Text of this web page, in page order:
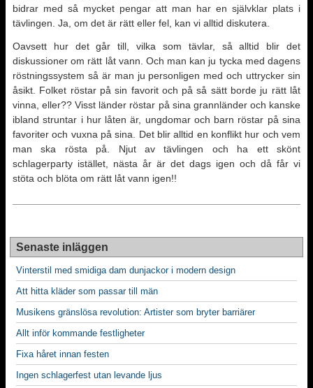
bidrar med så mycket pengar att man har en självklar plats i
tävlingen. Ja, om det är rätt eller fel, kan vi alltid diskutera.
Oavsett hur det går till, vilka som tävlar, så alltid blir det
diskussioner om rätt låt vann. Och man kan ju tycka med dagens
röstningssystem så är man ju personligen med och uttrycker sin
åsikt. Folket röstar på sin favorit och på så sätt borde ju rätt låt
vinna, eller?? Visst länder röstar på sina grannländer och kanske
ibland struntar i hur låten är, ungdomar och barn röstar på sina
favoriter och vuxna på sina. Det blir alltid en konflikt hur och vem
man ska rösta på. Njut av tävlingen och ha ett skönt
schlagerparty istället, nästa år är det dags igen och då får vi
stöta och blöta om rätt låt vann igen!!
Senaste inläggen
Vinterstil med smidiga dam dunjackor i modern design
Att hitta kläder som passar till män
Musikens gränslösa revolution: Artister som bryter barriärer
Allt inför kommande festligheter
Fixa håret innan festen
Ingen schlagerfest utan levande ljus